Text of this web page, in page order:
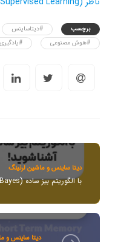
برچسب #دیتاساینس
#هوش مصنوعی
دیتا ساینس و ماشین لرنینگ
با الگوریتم بیز ساده (Naïve Bayes) آشنا شوید!
دیتا ساینس و